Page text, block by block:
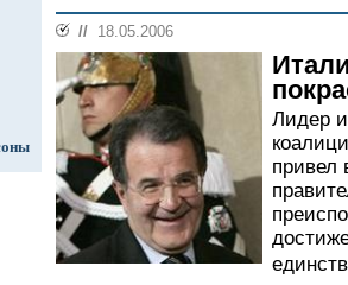
// 18.05.2006
Лидер
привел